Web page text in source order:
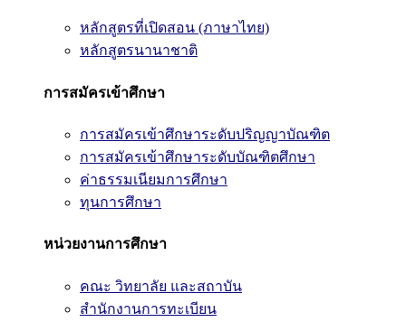
หลักสูตรที่เปิดสอน (ภาษาไทย)
หลักสูตรนานาชาติ
การสมัครเข้าศึกษา
การสมัครเข้าศึกษาระดับปริญญาบัณฑิต
การสมัครเข้าศึกษาระดับบัณฑิตศึกษา
ค่าธรรมเนียมการศึกษา
ทุนการศึกษา
หน่วยงานการศึกษา
คณะ วิทยาลัย และสถาบัน
สำนักงานการทะเบียน